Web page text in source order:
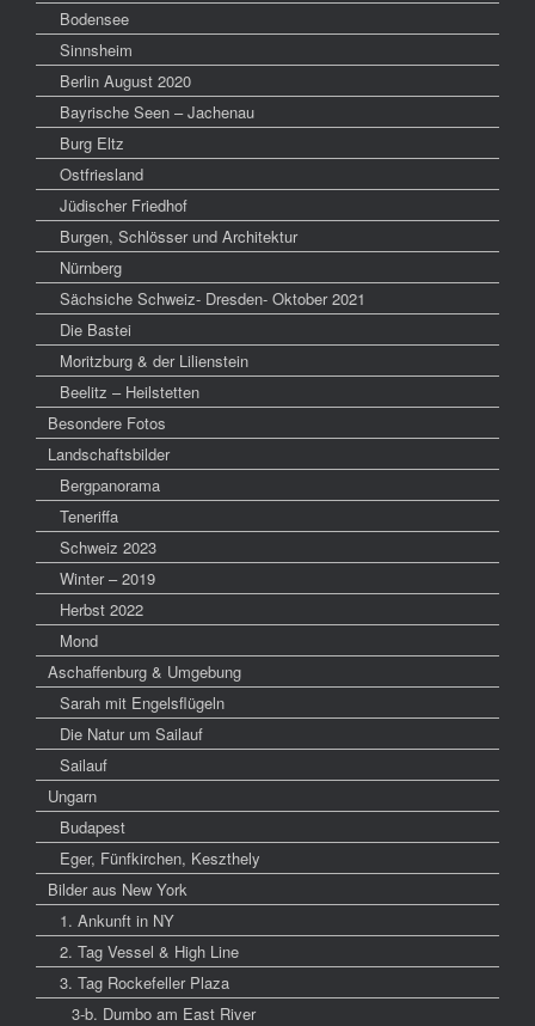
Bodensee
Sinnsheim
Berlin August 2020
Bayrische Seen – Jachenau
Burg Eltz
Ostfriesland
Jüdischer Friedhof
Burgen, Schlösser und Architektur
Nürnberg
Sächsiche Schweiz- Dresden- Oktober 2021
Die Bastei
Moritzburg & der Lilienstein
Beelitz – Heilstetten
Besondere Fotos
Landschaftsbilder
Bergpanorama
Teneriffa
Schweiz 2023
Winter – 2019
Herbst 2022
Mond
Aschaffenburg & Umgebung
Sarah mit Engelsflügeln
Die Natur um Sailauf
Sailauf
Ungarn
Budapest
Eger, Fünfkirchen, Keszthely
Bilder aus New York
1. Ankunft in NY
2. Tag Vessel & High Line
3. Tag Rockefeller Plaza
3-b. Dumbo am East River